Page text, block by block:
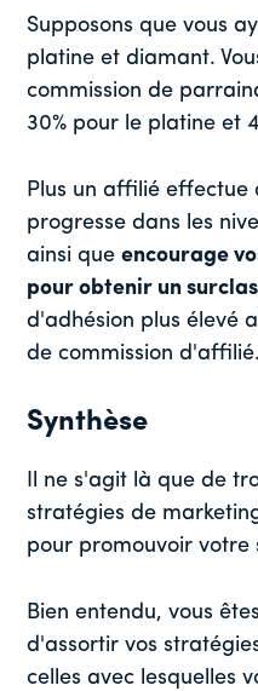
Supposons que vous
platine et diamant.
commission de
30% pour le platine et
Plus un affilié effectue
progresse dans les
ainsi queencourage
pour obtenir un
d'adhésion plus élevé
de commission d'affilié.
Synthèse
Il ne s'agit là que de
stratégies de
pour promouvoir votre
Bien entendu, vous
d'assortir vos
celles avec lesquelles